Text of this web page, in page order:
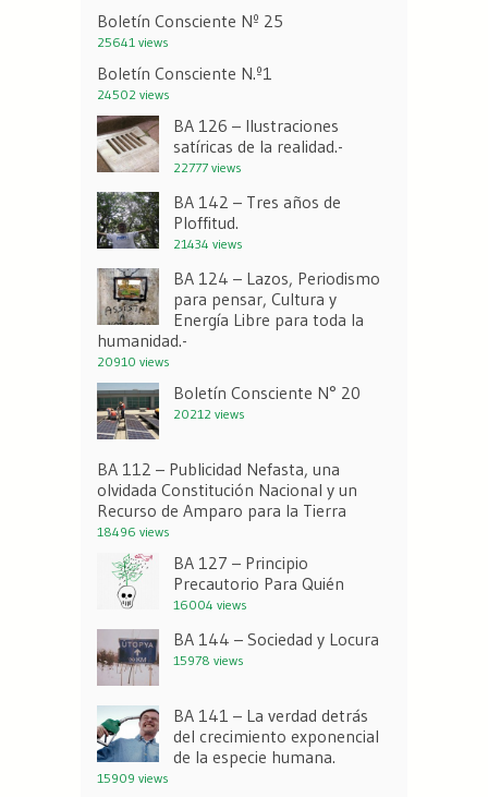
Boletín Consciente Nº 25
25641 views
Boletín Consciente N.º1
24502 views
BA 126 – Ilustraciones
satíricas de la realidad.-
22777 views
BA 142 – Tres años de
Ploffitud.
21434 views
BA 124 – Lazos, Periodismo
para pensar, Cultura y
Energía Libre para toda la
humanidad.-
20910 views
Boletín Consciente N° 20
20212 views
BA 112 – Publicidad Nefasta, una
olvidada Constitución Nacional y un
Recurso de Amparo para la Tierra
18496 views
BA 127 – Principio
Precautorio Para Quién
16004 views
BA 144 – Sociedad y Locura
15978 views
BA 141 – La verdad detrás
del crecimiento exponencial
de la especie humana.
15909 views